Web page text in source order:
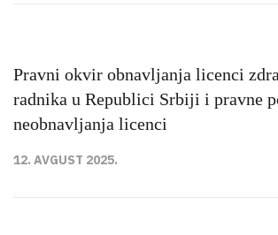
Pravni okvir obnavljanja licenci
radnika u Republici Srbiji i pravne
neobnavljanja licenci
12. AVGUST 2025.